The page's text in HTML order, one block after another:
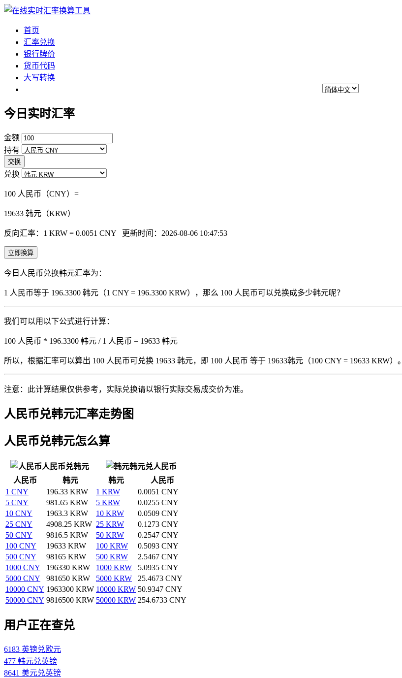
首页
汇率兑换
银行牌价
货币代码
大写转换
今日实时汇率
金额
持有
交换
兑换
100 人民币（CNY）=
19633 韩元（KRW）
反向汇率：1 KRW = 0.0051 CNY 更新时间：2026-08-06 10:47:53
立即换算
今日人民币兑换韩元汇率为：
1 人民币等于 196.3300 韩元（1 CNY = 196.3300 KRW），那么 100 人民币可以兑换成多少韩元呢？
我们可以用以下公式进行计算：
100 人民币 * 196.3300 韩元 / 1 人民币 = 19633 韩元
所以，根据汇率可以算出 100 人民币可兑换 19633 韩元，即 100 人民币 等于 19633韩元（100 CNY = 19633 KRW）。
注意：此计算结果仅供参考，实际兑换请以银行实际交易成交价为准。
人民币兑韩元汇率走势图
人民币兑韩元怎么算
人民币兑韩元
韩元兑人民币
人民币
韩元 韩元
人民币
1 CNY
196.33 KRW 1 KRW
0.0051 CNY
5 CNY
981.65 KRW 5 KRW
0.0255 CNY
10 CNY
1963.3 KRW 10 KRW
0.0509 CNY
25 CNY
4908.25 KRW 25 KRW
0.1273 CNY
50 CNY
9816.5 KRW 50 KRW
0.2547 CNY
100 CNY
19633 KRW 100 KRW
0.5093 CNY
500 CNY
98165 KRW 500 KRW
2.5467 CNY
1000 CNY
196330 KRW 1000 KRW
5.0935 CNY
5000 CNY
981650 KRW 5000 KRW
25.4673 CNY
10000 CNY 1963300 KRW 10000 KRW 50.9347 CNY
50000 CNY 9816500 KRW 50000 KRW 254.6733 CNY
用户正在查兑
6183 英镑兑欧元
477 韩元兑英镑
8641 美元兑英镑